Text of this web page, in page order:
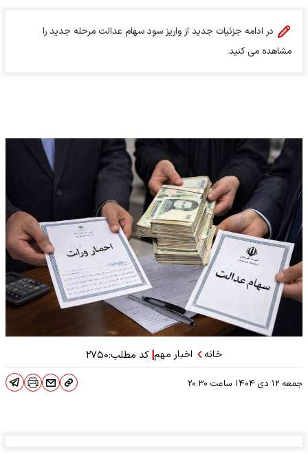
در ادامه جزئیات جدید از واریز سود سهام عدالت مرحله جدید را
مشاهده می کنید.
خانه اخبار مهم|کد مطلب:۲۷۵۰
جمعه ۱۲ دی ۱۴۰۴ ساعت